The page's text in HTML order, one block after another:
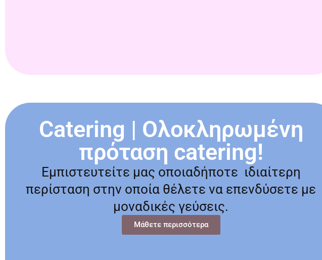
Catering | Ολοκληρωμένη
πρόταση catering!
Εμπιστευτείτε μας οποιαδήποτε ιδιαίτερη
περίσταση στην οποία θέλετε να επενδύσετε με
μοναδικές γεύσεις.
Μάθετε περισσότερα